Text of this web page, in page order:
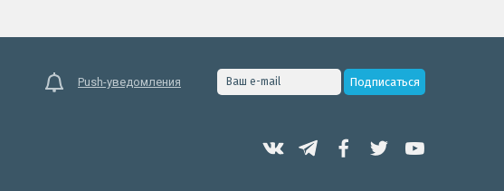
Push-уведомления